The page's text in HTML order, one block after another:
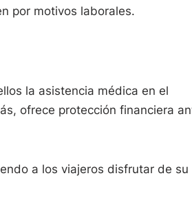
por motivos laborales.
la asistencia médica en el
ofrece protección financiera
a los viajeros disfrutar de su